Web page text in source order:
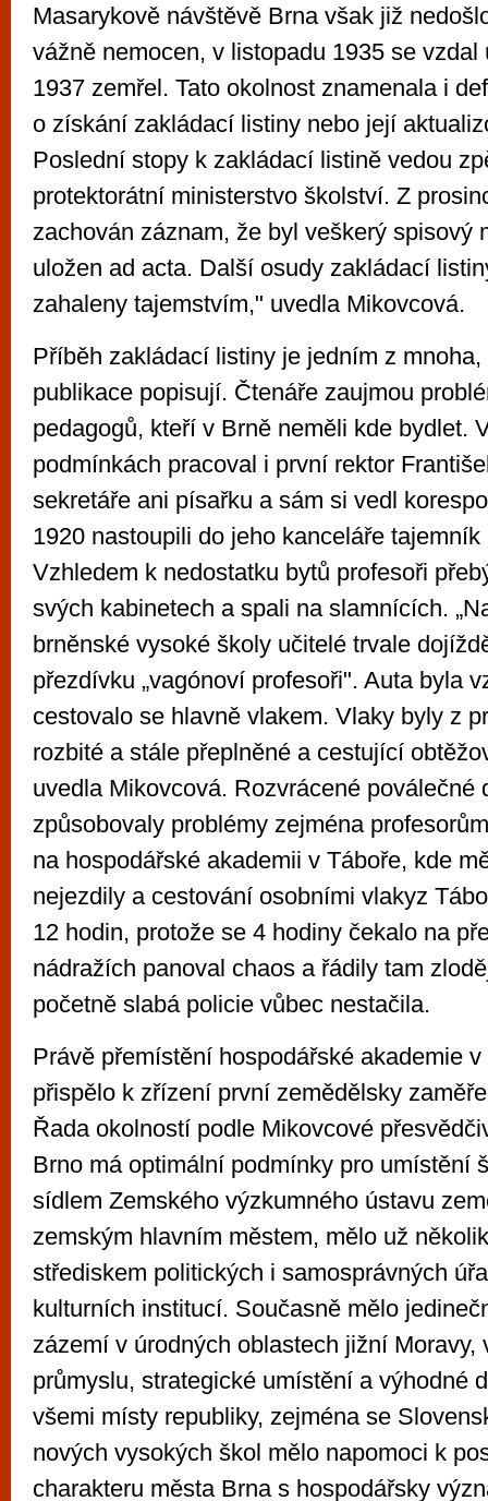
Masarykově návštěvě Brna však již
vážně nemocen, v listopadu 1935 se vzdal
1937 zemřel. Tato okolnost znamenala i
o získání zakládací listiny nebo její
Poslední stopy k zakládací listině vedou
protektorátní ministerstvo školství. Z
zachován záznam, že byl veškerý spisový
uložen ad acta. Další osudy zakládací
zahaleny tajemstvím," uvedla Mikovcová.
Příběh zakládací listiny je jedním z mnoha,
publikace popisují. Čtenáře zaujmou
pedagogů, kteří v Brně neměli kde bydlet.
podmínkách pracoval i první rektor
sekretáře ani písařku a sám si vedl
1920 nastoupili do jeho kanceláře tajemník
Vzhledem k nedostatku bytů profesoři
svých kabinetech a spali na slamnících.
brněnské vysoké školy učitelé trvale
přezdívku „vagónoví profesoři". Auta byla
cestovalo se hlavně vlakem. Vlaky byly z
rozbité a stále přeplněné a cestující
uvedla Mikovcová. Rozvrácené poválečné
způsobovaly problémy zejména
na hospodářské akademii v Táboře, kde
nejezdily a cestování osobními vlakyz
12 hodin, protože se 4 hodiny čekalo na
nádražích panoval chaos a řádily tam
početně slabá policie vůbec nestačila.
Právě přemístění hospodářské akademie
přispělo k zřízení první zemědělsky
Řada okolností podle Mikovcové
Brno má optimální podmínky pro umístění
sídlem Zemského výzkumného ústavu
zemským hlavním městem, mělo už
střediskem politických i samosprávných
kulturních institucí. Současně mělo
zázemí v úrodných oblastech jižní Moravy,
průmyslu, strategické umístění a výhodné
všemi místy republiky, zejména se
nových vysokých škol mělo napomoci k
charakteru města Brna s hospodářsky